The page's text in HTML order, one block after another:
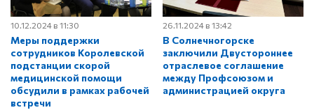
10.12.2024 в 11:30
Меры поддержки
сотрудников Королевской
подстанции скорой
медицинской помощи
обсудили в рамках рабочей
встречи
26.11.2024 в 13:42
В Солнечногорске
заключили Двустороннее
отраслевое соглашение
между Профсоюзом и
администрацией округа